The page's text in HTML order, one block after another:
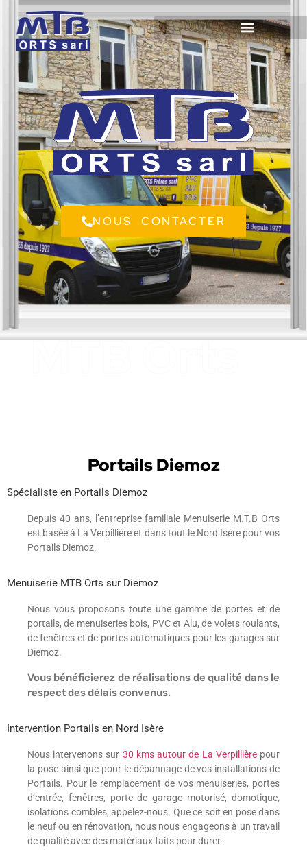
NOUS CONTACTER
Portails Diemoz
Spécialiste en Portails Diemoz
Depuis 40 ans, l’entreprise familiale Menuiserie M.T.B Orts
est basée à La Verpillière et dans tout le Nord Isère pour vos
Portails Diemoz.
Menuiserie MTB Orts sur Diemoz
Nous vous proposons toute une gamme de portes et de
portails, de menuiseries bois, PVC et Alu, de volets roulants,
de fenêtres et de portes automatiques pour les garages sur
Diemoz.
Vous bénéficierez de réalisations de qualité dans le
respect des délais convenus.
Intervention Portails en Nord Isère
Nous intervenons sur 30 kms autour de La Verpillièrepour
la pose ainsi que pour le dépannage de vos installations de
Portails. Pour le remplacement de vos menuiseries, portes
d’entrée, fenêtres, porte de garage motorisé, domotique,
isolations combles, appelez-nous. Que ce soit en pose dans
le neuf ou en rénovation, nous nous engageons à un travail
de qualité avec des matériaux faits pour durer.